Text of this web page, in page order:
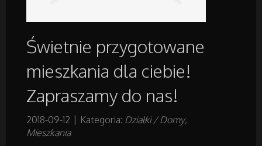
Remonty, Elektryk, Hydraulik
Materiały Budowlane
Świetnie przygotowane
mieszkania dla ciebie!
Zapraszamy do nas!
2018-09-12 Kategoria: Działki / Domy,
Mieszkania